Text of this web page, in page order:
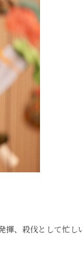
揮、殺伐として忙し